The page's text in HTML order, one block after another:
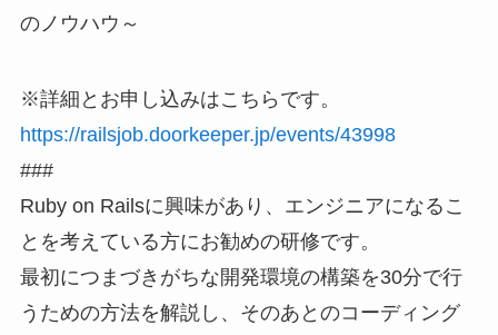
のノウハウ～
※詳細とお申し込みはこちらです。
https://railsjob.doorkeeper.jp/events/43998
###
Ruby on Railsに興味があり、エンジニアになるこ
とを考えている方にお勧めの研修です。
最初につまづきがちな開発環境の構築を30分で行
うための方法を解説し、そのあとのコーディング